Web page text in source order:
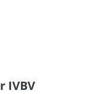
IVBV